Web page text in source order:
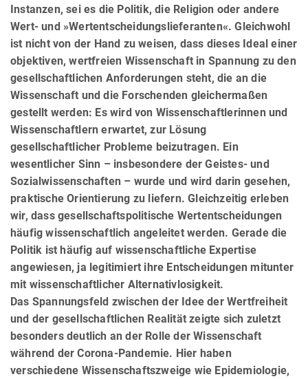
Instanzen, sei es die Politik, die Religion oder andere
Wert- und »Wertentscheidungslieferanten«. Gleichwohl
ist nicht von der Hand zu weisen, dass dieses Ideal einer
objektiven, wertfreien Wissenschaft in Spannung zu den
gesellschaftlichen Anforderungen steht, die an die
Wissenschaft und die Forschenden gleichermaßen
gestellt werden: Es wird von Wissenschaftlerinnen und
Wissenschaftlern erwartet, zur Lösung
gesellschaftlicher Probleme beizutragen. Ein
wesentlicher Sinn – insbesondere der Geistes- und
Sozialwissenschaften – wurde und wird darin gesehen,
praktische Orientierung zu liefern. Gleichzeitig erleben
wir, dass gesellschaftspolitische Wertentscheidungen
häufig wissenschaftlich angeleitet werden. Gerade die
Politik ist häufig auf wissenschaftliche Expertise
angewiesen, ja legitimiert ihre Entscheidungen mitunter
mit wissenschaftlicher Alternativlosigkeit.
Das Spannungsfeld zwischen der Idee der Wertfreiheit
und der gesellschaftlichen Realität zeigte sich zuletzt
be­son­ders deutlich an der Rolle der Wissenschaft
während der Corona-Pandemie. Hier haben
verschiedene Wissen­schafts­zweige wie Epidemiologie,